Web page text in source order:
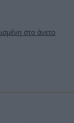
στο άνετο